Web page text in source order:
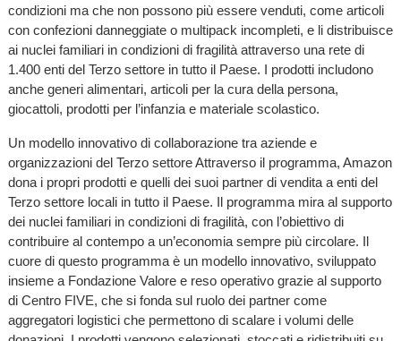
condizioni ma che non possono più essere venduti, come articoli
con confezioni danneggiate o multipack incompleti, e li distribuisce
ai nuclei familiari in condizioni di fragilità attraverso una rete di
1.400 enti del Terzo settore in tutto il Paese. I prodotti includono
anche generi alimentari, articoli per la cura della persona,
giocattoli, prodotti per l’infanzia e materiale scolastico.
Un modello innovativo di collaborazione tra aziende e
organizzazioni del Terzo settore Attraverso il programma, Amazon
dona i propri prodotti e quelli dei suoi partner di vendita a enti del
Terzo settore locali in tutto il Paese. Il programma mira al supporto
dei nuclei familiari in condizioni di fragilità, con l’obiettivo di
contribuire al contempo a un’economia sempre più circolare. Il
cuore di questo programma è un modello innovativo, sviluppato
insieme a Fondazione Valore e reso operativo grazie al supporto
di Centro FIVE, che si fonda sul ruolo dei partner come
aggregatori logistici che permettono di scalare i volumi delle